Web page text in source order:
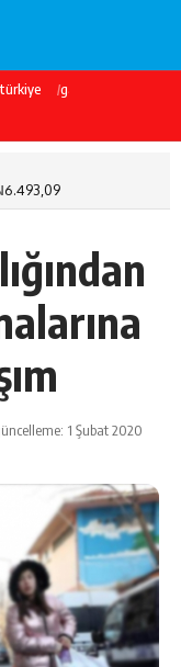
türkiye galatasaray
6.493,09
1 Şubat 2020